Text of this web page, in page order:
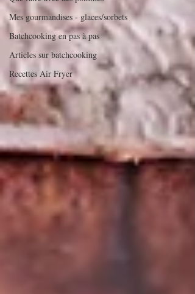
Mes gourmandises - glaces/sorbets
Batchcooking en pas à pas
Articles sur batchcooking
Recettes Air Fryer